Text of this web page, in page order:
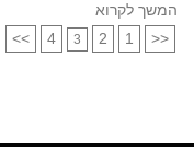
המשך לקרוא
<<
1
2
3
4
>>